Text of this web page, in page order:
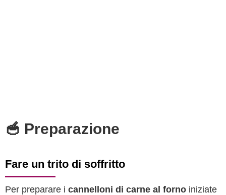
🥣 Preparazione
Fare un trito di soffritto
Per preparare i cannelloni di carne al forno iniziate